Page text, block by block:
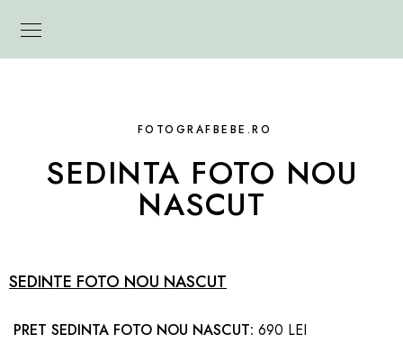
FOTOGRAFBEBE.RO
SEDINTA FOTO NOU
NASCUT
SEDINTE FOTO NOU NASCUT
PRET SEDINTA FOTO NOU NASCUT: 690 LEI